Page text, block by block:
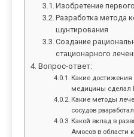
Изобретение
Разработка метода
шунтирования
Создание
стационарного
Вопрос-ответ:
Какие достижения
медицины сделал
Какие методы
сосудов
Какой вклад в
Амосов в области